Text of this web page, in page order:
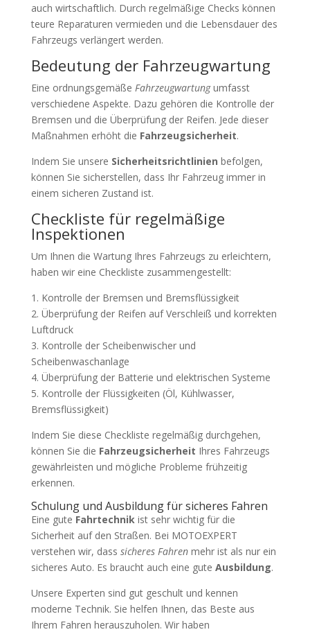
auch wirtschaftlich. Durch regelmäßige Checks können
teure Reparaturen vermieden und die Lebensdauer des
Fahrzeugs verlängert werden.
Bedeutung der Fahrzeugwartung
Eine ordnungsgemäße Fahrzeugwartungumfasst
verschiedene Aspekte. Dazu gehören die Kontrolle der
Bremsen und die Überprüfung der Reifen. Jede dieser
Maßnahmen erhöht die Fahrzeugsicherheit.
Indem Sie unsere Sicherheitsrichtlinien befolgen,
können Sie sicherstellen, dass Ihr Fahrzeug immer in
einem sicheren Zustand ist.
Checkliste für regelmäßige
Inspektionen
Um Ihnen die Wartung Ihres Fahrzeugs zu erleichtern,
haben wir eine Checkliste zusammengestellt:
1. Kontrolle der Bremsen und Bremsflüssigkeit
2. Überprüfung der Reifen auf Verschleiß und korrekten
Luftdruck
3. Kontrolle der Scheibenwischer und
Scheibenwaschanlage
4. Überprüfung der Batterie und elektrischen Systeme
5. Kontrolle der Flüssigkeiten (Öl, Kühlwasser,
Bremsflüssigkeit)
Indem Sie diese Checkliste regelmäßig durchgehen,
können Sie die Fahrzeugsicherheit Ihres Fahrzeugs
gewährleisten und mögliche Probleme frühzeitig
erkennen.
Schulung und Ausbildung für sicheres Fahren
Eine gute Fahrtechnikist sehr wichtig für die
Sicherheit auf den Straßen. Bei MOTOEXPERT
verstehen wir, dass sicheres Fahrenmehr ist als nur ein
sicheres Auto. Es braucht auch eine gute Ausbildung.
Unsere Experten sind gut geschult und kennen
moderne Technik. Sie helfen Ihnen, das Beste aus
Ihrem Fahren herauszuholen. Wir haben